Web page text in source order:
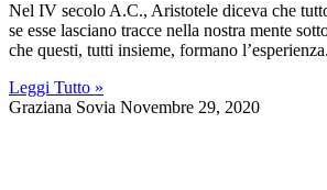
Nel IV secolo A.C., Aristotele diceva che
se esse lasciano tracce nella nostra mente
che questi, tutti insieme, formano l’esperienza.
Leggi Tutto »
Graziana Sovia Novembre 29, 2020